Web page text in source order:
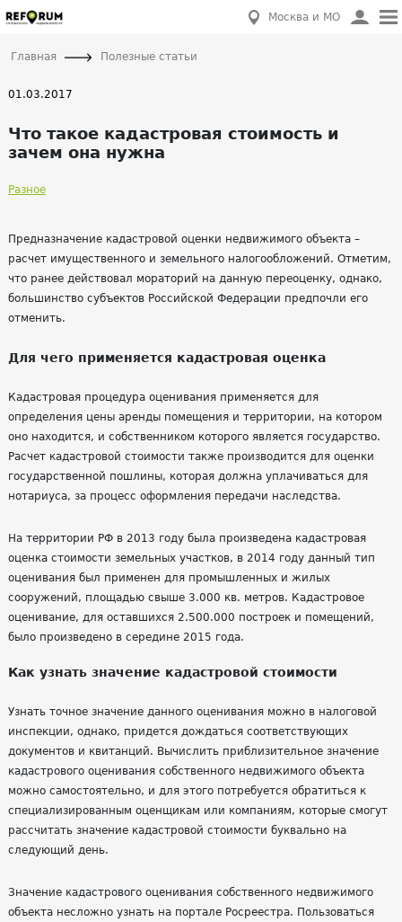
Москва и МО
Главная Полезные статьи
01.03.2017
Что такое кадастровая стоимость и
зачем она нужна
Разное
Предназначение кадастровой оценки недвижимого объекта –
расчет имущественного и земельного налогообложений. Отметим,
что ранее действовал мораторий на данную переоценку, однако,
большинство субъектов Российской Федерации предпочли его
отменить.
Для чего применяется кадастровая оценка
Кадастровая процедура оценивания применяется для
определения цены аренды помещения и территории, на котором
оно находится, и собственником которого является государство.
Расчет кадастровой стоимости также производится для оценки
государственной пошлины, которая должна уплачиваться для
нотариуса, за процесс оформления передачи наследства.
На территории РФ в 2013 году была произведена кадастровая
оценка стоимости земельных участков, в 2014 году данный тип
оценивания был применен для промышленных и жилых
сооружений, площадью свыше 3.000 кв. метров. Кадастровое
оценивание, для оставшихся 2.500.000 построек и помещений,
было произведено в середине 2015 года.
Как узнать значение кадастровой стоимости
Узнать точное значение данного оценивания можно в налоговой
инспекции, однако, придется дождаться соответствующих
документов и квитанций. Вычислить приблизительное значение
кадастрового оценивания собственного недвижимого объекта
можно самостоятельно, и для этого потребуется обратиться к
специализированным оценщикам или компаниям, которые смогут
рассчитать значение кадастровой стоимости буквально на
следующий день.
Значение кадастрового оценивания собственного недвижимого
объекта несложно узнать на портале Росреестра. Пользоваться